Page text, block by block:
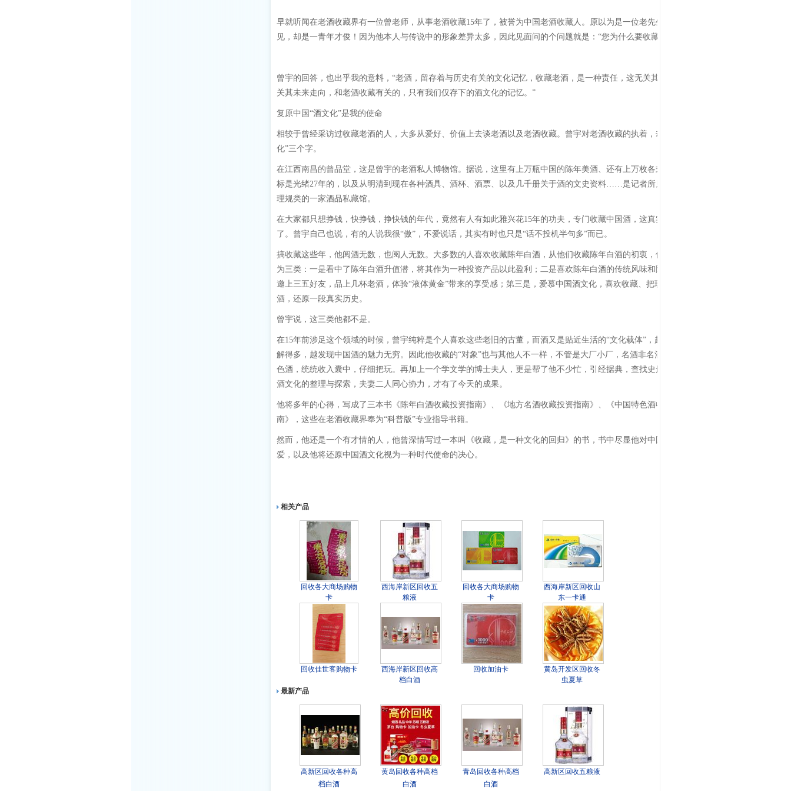
早就听闻在老酒收藏界有一位曾老师，从事老酒收藏15年了，被誉为中国老酒收藏人。原以为是一位老先生，不想近日得
见，却是一青年才俊！因为他本人与传说中的形象差异太多，因此见面问的个问题就是：“您为什么要收藏老酒？”
曾宇的回答，也出乎我的意料，“老酒，留存着与历史有关的文化记忆，收藏老酒，是一种责任，这无关其市场价值，也无
关其未来走向，和老酒收藏有关的，只有我们仅存下的酒文化的记忆。”
复原中国“酒文化”是我的使命
相较于曾经采访过收藏老酒的人，大多从爱好、价值上去谈老酒以及老酒收藏。曾宇对老酒收藏的执着，却在于“酒文
化”三个字。
在江西南昌的曾品堂，这是曾宇的老酒私人博物馆。据说，这里有上万瓶中国的陈年美酒、还有上万枚各式酒标，早的酒
标是光绪27年的，以及从明清到现在各种酒具、酒杯、酒票、以及几千册关于酒的文史资料……是记者所见藏品丰富，整
理规类的一家酒品私藏馆。
在大家都只想挣钱，快挣钱，挣快钱的年代，竟然有人有如此雅兴花15年的功夫，专门收藏中国酒，这真实有点太另类
了。曾宇自己也说，有的人说我很“傲”，不爱说话，其实有时也只是“话不投机半句多”而已。
搞收藏这些年，他阅酒无数，也阅人无数。大多数的人喜欢收藏陈年白酒，从他们收藏陈年白酒的初衷，他将这些藏友分
为三类：一是看中了陈年白酒升值潜，将其作为一种投资产品以此盈利；二是喜欢陈年白酒的传统风味和陈香口感，乐于
邀上三五好友，品上几杯老酒，体验“液体黄金”带来的享受感；第三是，爱慕中国酒文化，喜欢收藏、把玩、研究陈年白
酒，还原一段真实历史。
曾宇说，这三类他都不是。
在15年前涉足这个领域的时候，曾宇纯粹是个人喜欢这些老旧的古董，而酒又是贴近生活的“文化载体”，越见得多，越了
解得多，越发现中国酒的魅力无穷。因此他收藏的“对象”也与其他人不一样，不管是大厂小厂，名酒非名酒，白酒还是特
色酒，统统收入囊中，仔细把玩。再加上一个学文学的博士夫人，更是帮了他不少忙，引经据典，查找史册，在完成中国
酒文化的整理与探索，夫妻二人同心协力，才有了今天的成果。
他将多年的心得，写成了三本书《陈年白酒收藏投资指南》、《地方名酒收藏投资指南》、《中国特色酒收藏投资指
南》，这些在老酒收藏界奉为“科普版”专业指导书籍。
然而，他还是一个有才情的人，他曾深情写过一本叫《收藏，是一种文化的回归》的书，书中尽显他对中国酒的痴迷和深
爱，以及他将还原中国酒文化视为一种时代使命的决心。
相关产品
回收各大商场购物
卡
西海岸新区回收五
粮液
回收各大商场购物
卡
西海岸新区回收山
东一卡通
回收佳世客购物卡
西海岸新区回收高
档白酒
回收加油卡
黄岛开发区回收冬
虫夏草
最新产品
高新区回收各种高
档白酒
黄岛回收各种高档
白酒
青岛回收各种高档
白酒
高新区回收五粮液